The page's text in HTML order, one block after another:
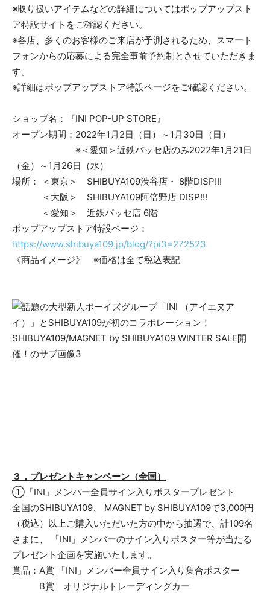
※取り扱いアイテムなどの詳細についてはポップアップスト
ア特設サイトをご確認ください。
※各店、多くのお客様のご来店が予測されるため、スマート
フォンからの応募による完全事前予約制とさせていただきま
す。
※詳細はポップアップストア特設ページをご確認ください。
ショップ名：『INI POP-UP STORE』
オープン期間：2022年1月2日（日）～1月30日（日）
※＜愛知＞近鉄パッセ店のみ2022年1月21日
（金）～1月26日（水）
場所： ＜東京＞ SHIBUYA109渋谷店・ 8階DISP!!!
＜大阪＞ SHIBUYA109阿倍野店 DISP!!!
＜愛知＞ 近鉄パッセ店 6階
ポップアップストア特設ページ：
https://www.shibuya109.jp/blog/?pi3=272523
《商品イメージ》 ※価格は全て税込表記
３．プレゼントキャンペーン（全国）
①「INI」メンバー全員サイン入りポスタープレゼント
全国のSHIBUYA109、 MAGNET by SHIBUYA109で3,000円
（税込）以上ご購入いただいた方の中から抽選で、計109名
さまに、 「INI」メンバーのサイン入りポスター等が当たる
プレゼント企画を実施いたします。
賞品：A賞 「INI」メンバー全員サイン入り集合ポスター
B賞 オリジナルトレーディングカー